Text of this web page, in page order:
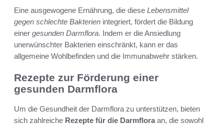
Eine ausgewogene Ernährung, die diese Lebensmittel
gegen schlechte Bakterien integriert, fördert die Bildung
einer gesunden Darmflora. Indem er die Ansiedlung
unerwünschter Bakterien einschränkt, kann er das
allgemeine Wohlbefinden und die Immunabwehr stärken.
Rezepte zur Förderung einer
gesunden Darmflora
Um die Gesundheit der Darmflora zu unterstützen, bieten
sich zahlreiche Rezepte für die Darmfloraan, die sowohl